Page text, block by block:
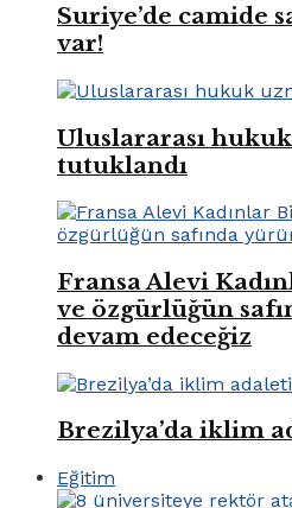
Suriye’de camide
var!
Uluslararası
tutuklandı
Fransa Alevi
ve özgürlüğün
devam edeceğiz
Brezilya’da iklim
Eğitim